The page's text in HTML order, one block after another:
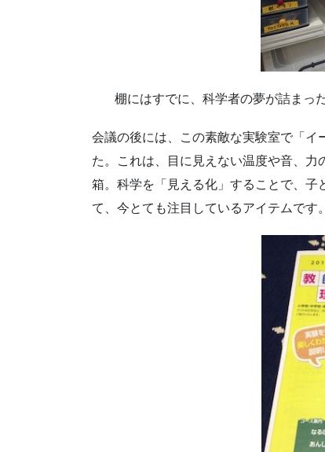
棚にはすでに、科学者の夢が詰まっ
会議の後には、この素敵な実験室で「イ
た。これは、目に見えない温度や音、
箱。科学を「見える化」することで、子
て、今とても注目しているアイテムです。